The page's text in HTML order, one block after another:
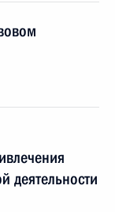
деятельности